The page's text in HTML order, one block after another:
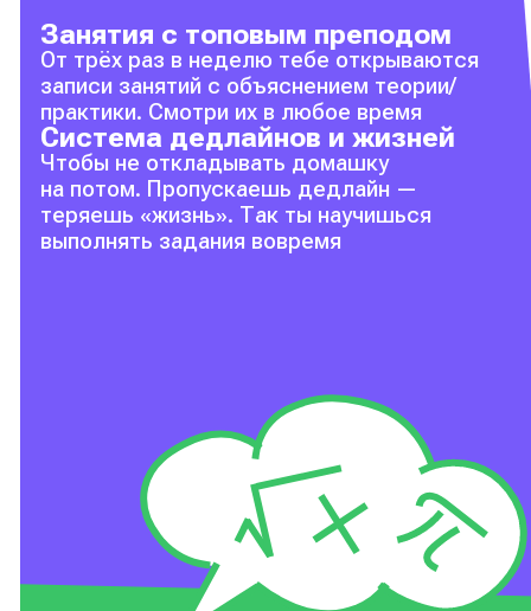
Занятия с топовым преподом
От трёх раз в неделю тебе открываются
записи занятий с объяснением теории/
практики. Смотри их в любое время
Система дедлайнов и жизней
Чтобы не откладывать домашку
на потом. Пропускаешь дедлайн —
теряешь «жизнь». Так ты научишься
выполнять задания вовремя